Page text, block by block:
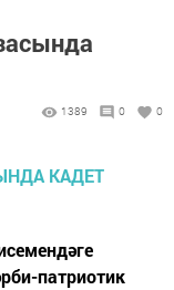
1389 0 0
патриотик